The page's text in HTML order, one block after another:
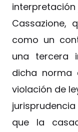
Cassazione,
como un
una tercera
dicha norma
violación de
que la